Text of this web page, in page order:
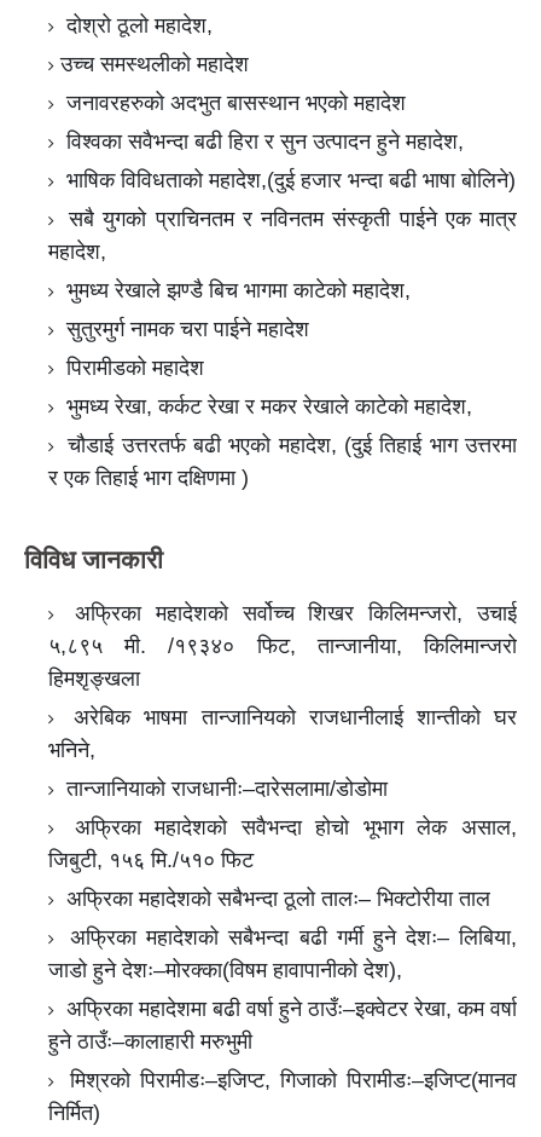
दोश्रो ठूलो महादेश,
उच्च समस्थलीको महादेश
जनावरहरुको अदभुत बासस्थान भएको महादेश
विश्वका सवैभन्दा बढी हिरा र सुन उत्पादन हुने महादेश,
भाषिक विविधताको महादेश,(दुई हजार भन्दा बढी भाषा बोलिने)
सबै युगको प्राचिनतम र नविनतम संस्कृती पाईने एक मात्र
महादेश,
भुमध्य रेखाले झण्डै बिच भागमा काटेको महादेश,
सुतुरमुर्ग नामक चरा पाईने महादेश
पिरामीडको महादेश
भुमध्य रेखा, कर्कट रेखा र मकर रेखाले काटेको महादेश,
चौडाई उत्तरतर्फ बढी भएको महादेश, (दुई तिहाई भाग उत्तरमा
र एक तिहाई भाग दक्षिणमा )
विविध जानकारी
अफ्रिका महादेशको सर्वोच्च शिखर किलिमन्जरो, उचाई
५,८९५ मी. /१९३४० फिट, तान्जानीया, किलिमान्जरो
हिमशृङ्खला
अरेबिक भाषमा तान्जानियको राजधानीलाई शान्तीको घर
भनिने,
तान्जानियाको राजधानीः–दारेसलामा/डोडोमा
अफ्रिका महादेशको सवैभन्दा होचो भूभाग लेक असाल,
जिबुटी, १५६ मि./५१० फिट
अफ्रिका महादेशको सबैभन्दा ठूलो तालः– भिक्टोरीया ताल
अफ्रिका महादेशको सबैभन्दा बढी गर्मी हुने देशः– लिबिया,
जाडो हुने देशः–मोरक्का(विषम हावापानीको देश),
अफ्रिका महादेशमा बढी वर्षा हुने ठाउँः–इक्वेटर रेखा, कम वर्षा
हुने ठाउँः–कालाहारी मरुभुमी
मिश्रको पिरामीडः–इजिप्ट, गिजाको पिरामीडः–इजिप्ट(मानव
निर्मित)